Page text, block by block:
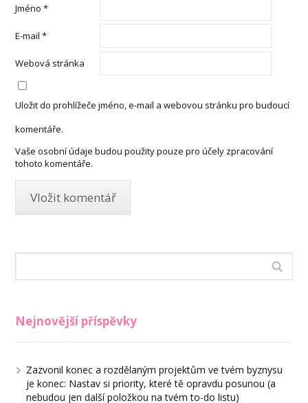
Jméno*
E-mail*
Webová stránka
Uložit do prohlížeče jméno, e-mail a webovou stránku pro budoucí
komentáře.
Vaše osobní údaje budou použity pouze pro účely zpracování
tohoto komentáře.
Nejnovější příspěvky
Zazvonil konec a rozdělaným projektům ve tvém byznysu
je konec: Nastav si priority, které tě opravdu posunou (a
nebudou jen další položkou na tvém to-do listu)